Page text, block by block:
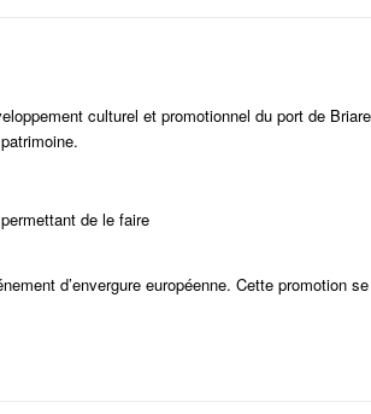
culturel et promotionnel du port de
de le faire
d’envergure européenne. Cette promotion